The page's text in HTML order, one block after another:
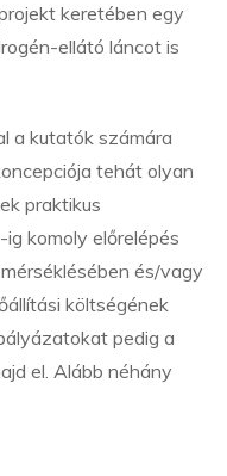
keretében egy
ellátó láncot is
a kutatók számára
tehát olyan
praktikus
komoly előrelépés
és/vagy
költségének
pedig a
el. Alább néhány